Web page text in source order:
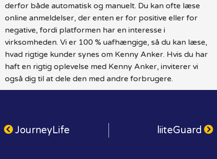
derfor både automatisk og manuelt. Du kan ofte læse
online anmeldelser, der enten er for positive eller for
negative, fordi platformen har en interesse i
virksomheden. Vi er 100 % uafhængige, så du kan læse,
hvad rigtige kunder synes om Kenny Anker. Hvis du har
haft en rigtig oplevelse med Kenny Anker, inviterer vi
også dig til at dele den med andre forbrugere.
JourneyLife liiteGuard